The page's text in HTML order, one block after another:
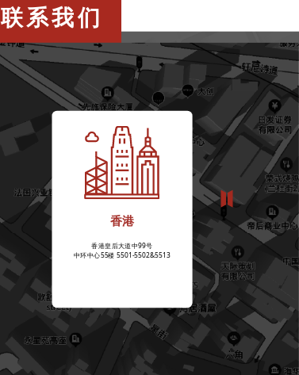
联系我们
香港
香港皇后大道中99号
中环中心55楼 5501-5502&5513